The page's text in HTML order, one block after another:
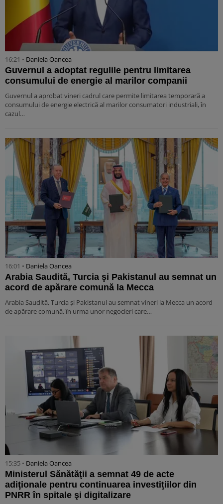
16:21 • Daniela Oancea
Guvernul a adoptat regulile pentru limitarea
consumului de energie al marilor companii
Guvernul a aprobat vineri cadrul care permite limitarea temporară a
consumului de energie electrică al marilor consumatori industriali, în
cazul…
16:01 • Daniela Oancea
Arabia Saudită, Turcia şi Pakistanul au semnat un
acord de apărare comună la Mecca
Arabia Saudită, Turcia şi Pakistanul au semnat vineri la Mecca un acord
de apărare comună, în urma unor negocieri care…
15:35 • Daniela Oancea
Ministerul Sănătăţii a semnat 49 de acte
adiţionale pentru continuarea investiţiilor din
PNRR în spitale şi digitalizare